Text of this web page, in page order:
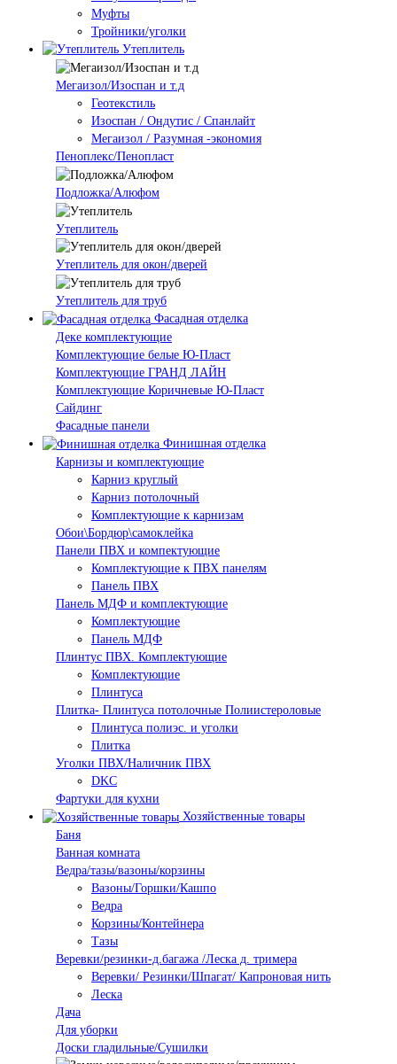
Муфты
Тройники/уголки
Утеплитель
Мегаизол/Изоспан и т.д
Геотекстиль
Изоспан / Ондутис / Спанлайт
Мегаизол / Разумная -экономия
Пеноплекс/Пенопласт
Подложка/Алюфом
Утеплитель
Утеплитель для окон/дверей
Утеплитель для труб
Фасадная отделка
Деке комплектующие
Комплектующие белые Ю-Пласт
Комплектующие ГРАНД ЛАЙН
Комплектующие Коричневые Ю-Пласт
Сайдинг
Фасадные панели
Финишная отделка
Карнизы и комплектующие
Карниз круглый
Карниз потолочный
Комплектующие к карнизам
Обои\Бордюр\самоклейка
Панели ПВХ и компектующие
Комплектующие к ПВХ панелям
Панель ПВХ
Панель МДФ и комплектующие
Комплектующие
Панель МДФ
Плинтус ПВХ. Комплектующие
Комплектующие
Плинтуса
Плитка- Плинтуса потолочные Полиистероловые
Плинтуса полиэс. и уголки
Плитка
Уголки ПВХ/Наличник ПВХ
DKC
Фартуки для кухни
Хозяйственные товары
Баня
Ванная комната
Ведра/тазы/вазоны/корзины
Вазоны/Горшки/Кашпо
Ведра
Корзины/Контейнера
Тазы
Веревки/резинки-д.багажа /Леска д. тримера
Веревки/ Резинки/Шпагат/ Капроновая нить
Леска
Дача
Для уборки
Доски гладильные/Сушилки